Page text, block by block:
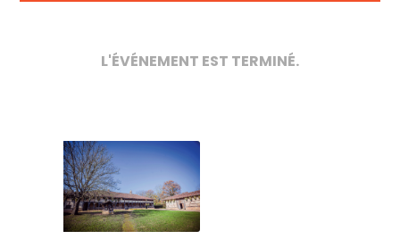
L'ÉVÉNEMENT EST TERMINÉ.